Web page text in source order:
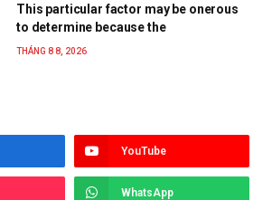
This particular factor may be onerous
to determine because the
THÁNG 8 8, 2026
YouTube
WhatsApp